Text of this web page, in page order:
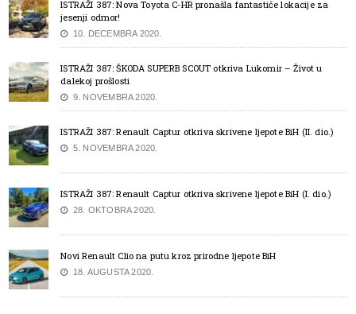
ISTRAŽI 387: Nova Toyota C-HR pronašla fantastiče lokacije za
jesenji odmor!
10. DECEMBRA 2020.
ISTRAŽI 387: ŠKODA SUPERB SCOUT otkriva Lukomir – Život u
dalekoj prošlosti
9. NOVEMBRA 2020.
ISTRAŽI 387: Renault Captur otkriva skrivene ljepote BiH (II. dio.)
5. NOVEMBRA 2020.
ISTRAŽI 387: Renault Captur otkriva skrivene ljepote BiH (I. dio.)
28. OKTOBRA 2020.
Novi Renault Clio na putu kroz prirodne ljepote BiH
18. AUGUSTA 2020.